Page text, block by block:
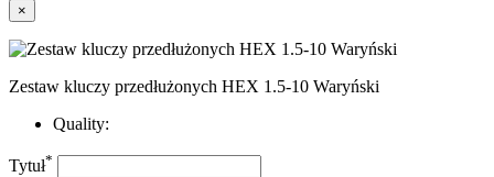
×
Zestaw kluczy przedłużonych HEX 1.5-10 Waryński
Quality:
Tytuł*